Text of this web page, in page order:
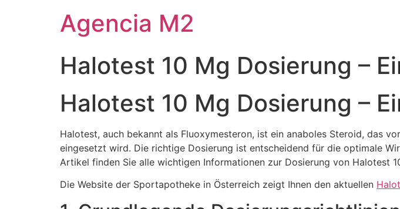
Agencia M2
Halotest 10 Mg Dosierung –
Halotest 10 Mg Dosierung –
Halotest, auch bekannt als Fluoxymesteron, ist ein anaboles Steroid, das
eingesetzt wird. Die richtige Dosierung ist entscheidend für die optimale
Artikel finden Sie alle wichtigen Informationen zur Dosierung von Halotest
Die Website der Sportapotheke in Österreich zeigt Ihnen den aktuellen